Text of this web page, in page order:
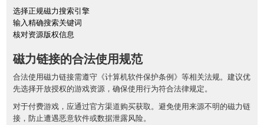
选择正规磁力搜索引擎
输入精确搜索关键词
核对资源版权信息
磁力链接的合法使用规范
合法使用磁力链接需遵守《计算机软件保护条例》等相关法规。建议优
先选择开放授权的游戏资源，确保使用行为符合法律规定。
对于付费游戏，应通过官方渠道购买获取。避免使用来源不明的磁力链
接，防止遭遇恶意软件或数据泄露风险。